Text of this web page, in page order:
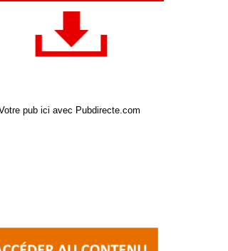
pub ici avec Pubdirecte.com